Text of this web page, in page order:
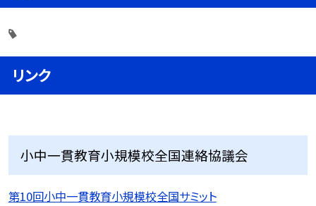
リンク
小中一貫教育小規模校全国連絡協議会
第10回小中一貫教育小規模校全国サミット